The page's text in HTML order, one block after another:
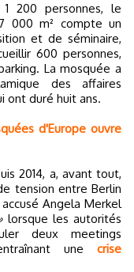
200 personnes, le
000 m² compte un
et de séminaire,
600 personnes,
La mosquée a
des affaires
ont duré huit ans.
d'Europe ouvre
2014, a, avant tout,
tension entre Berlin
Angela Merkel
lorsque les autorités
deux meetings
une crise